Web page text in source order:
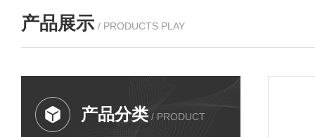
产品展示 / PRODUCTS PLAY
产品分类 / PRODUCT